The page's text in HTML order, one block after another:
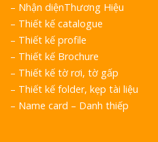
– Nhận diệnThương Hiệu
– Thiết kế catalogue
– Thiết kế profile
– Thiết kế Brochure
– Thiết kế tờ rơi, tờ gấp
– Thiết kế folder, kẹp tài liệu
– Name card – Danh thiếp